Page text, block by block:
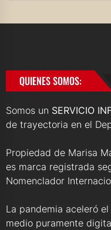
QUIENES SOMOS:
Somos un SERVICIO
de trayectoria en el
Propiedad de Marisa
es marca registrada
Nomenclador
La pandemia aceleró
medio puramente